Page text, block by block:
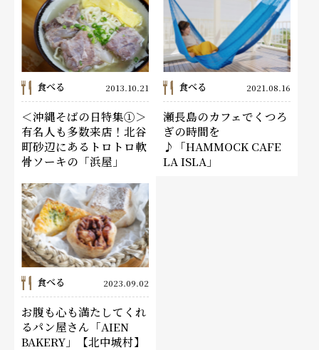
食べる 2013.10.21
＜沖縄そばの日特集①＞
有名人も多数来店！北谷
町砂辺にあるトロトロ軟
骨ソーキの「浜屋」
食べる 2021.08.16
瀬長島のカフェでくつろ
ぎの時間を
♪「HAMMOCK CAFE
LA ISLA」
食べる 2023.09.02
お腹も心も満たしてくれ
るパン屋さん「AIEN
BAKERY」【北中城村】